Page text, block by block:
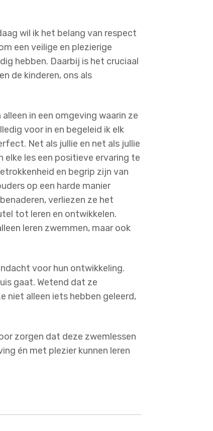
wil ik het belang van respect
een veilige en plezierige
hebben. Daarbij is het cruciaal
de kinderen, ons als
in een omgeving waarin ze
voor in en begeleid ik elk
Net als jullie en net als jullie
elke les een positieve ervaring te
en begrip zijn van
op een harde manier
verliezen ze het
tot leren en ontwikkelen.
leren zwemmen, maar ook
voor hun ontwikkeling.
gaat. Wetend dat ze
niet alleen iets hebben geleerd,
zorgen dat deze zwemlessen
én met plezier kunnen leren